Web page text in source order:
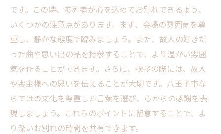
です。この時、参列者が心を込めてお別れできるよう、
いくつかの注意点があります。まず、会場の雰囲気を尊
重し、静かな態度で臨みましょう。また、故人の好きだ
った曲や思い出の品を持参することで、より温かい雰囲
気を作ることができます。さらに、挨拶の際には、故人
や喪主様への思いを伝えることが大切です。八王子市な
らではの文化を尊重した言葉を選び、心からの感謝を表
現しましょう。これらのポイントに留意することで、よ
り深いお別れの時間を共有できます。